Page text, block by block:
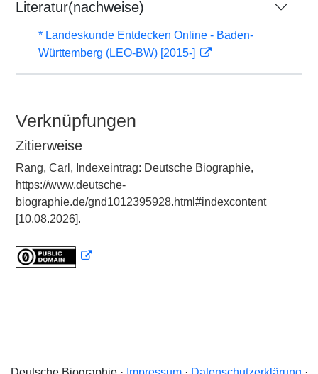
Literatur(nachweise)
* Landeskunde Entdecken Online - Baden-
Württemberg (LEO-BW) [2015-]
Verknüpfungen
Zitierweise
Rang, Carl, Indexeintrag: Deutsche Biographie,
https://www.deutsche-
biographie.de/gnd1012395928.html#indexcontent
[10.08.2026].